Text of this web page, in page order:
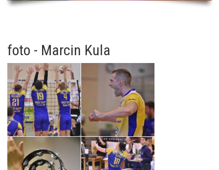
foto - Marcin Kula